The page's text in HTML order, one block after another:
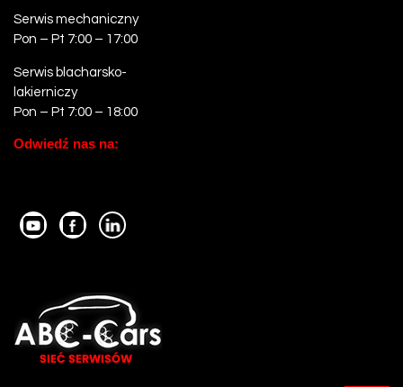
Serwis mechaniczny
Pon – Pt 7:00 – 17:00
Serwis blacharsko-
lakierniczy
Pon – Pt 7:00 – 18:00
Odwiedź nas na: